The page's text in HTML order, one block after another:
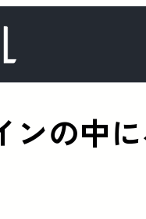
ンの中